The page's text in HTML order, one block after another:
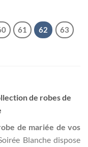
61 62 63
de robes de
de mariée de vos
Blanche dispose